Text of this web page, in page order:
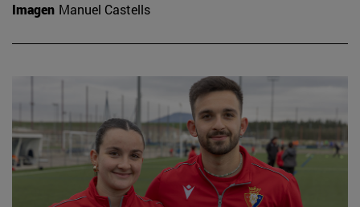
Imagen Manuel Castells